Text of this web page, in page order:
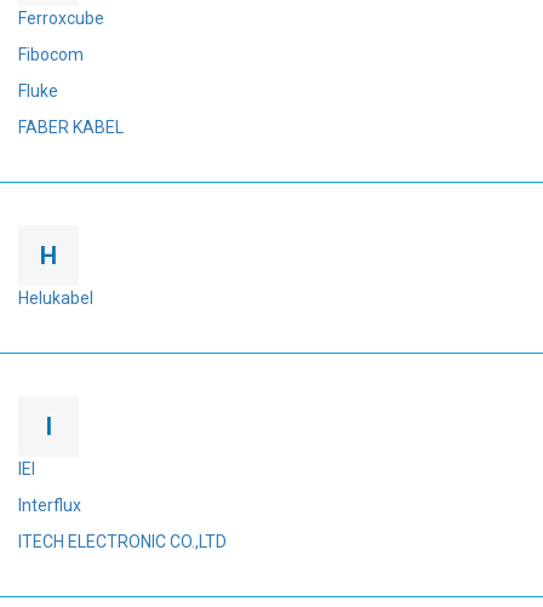
Ferroxcube
Fibocom
Fluke
FABER KABEL
H
Helukabel
I
IEI
Interflux
ITECH ELECTRONIC CO.,LTD